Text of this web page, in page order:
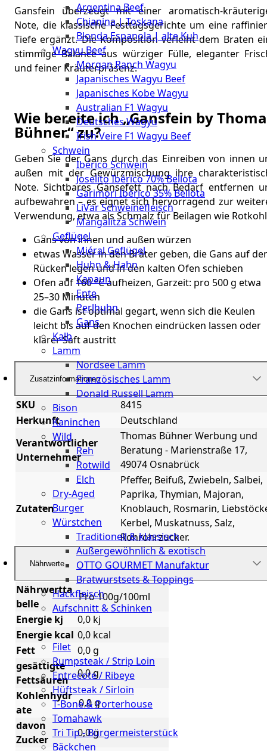
Argentina Beef
Chianina | Toskana
Blonda Espanola | alte Kuh
Wagyu Beef
Morgan Ranch Wagyu
Japanisches Wagyu Beef
Japanisches Kobe Wagyu
Australian F1 Wagyu
Deutsches Wagyu
Irish Veire F1 Wagyu Beef
Schwein
Ibérico Schwein
Joselito Ibérico 70% Bellota
Garimori Ibérico 35% Bellota
LiVar Schweinefleisch
Mangalitza Schwein
Geflügel
Miéral Geflügel
Huhn & Hahn
Kapaun
Ente
Perlhuhn
Gans
Kalb
Lamm
Nordsee Lamm
Französisches Lamm
Donald Russell Lamm
Bison
Kaninchen
Wild
Reh
Rotwild
Elch
Dry-Aged
Burger
Würstchen
Traditionell & klassisch
Außergewöhnlich & exotisch
OTTO GOURMET Manufaktur
Bratwurstsets & Toppings
Hackfleisch
Aufschnitt & Schinken
Cuts
Filet
Rumpsteak / Strip Loin
Entrecote / Ribeye
Hüftsteak / Sirloin
T-Bone & Porterhouse
Tomahawk
Tri Tip - Bürgermeisterstück
Bäckchen
Gansfein überzeugt mit einer aromatisch-
Note, die klassische Festtagsgerichte um eine
Tiefe ergänzt. Die Komposition verleiht dem Braten
stimmige Balance aus würziger Fülle, eleganter
und feiner Kräuterpräsenz.
Wie bereite ich „Gansfein by
Bühner“ zu?
Geben Sie der Gans durch das Einreiben von innen
außen mit der Gewürzmischung ihre
Note. Sichtbares Gänsefett nach Bedarf entfernen
aufbewahren – es eignet sich hervorragend zur
Verwendung, etwa als Schmalz für Beilagen wie
Gans von innen und außen würzen
etwas Wasser in den Bräter geben, die Gans auf
Rücken legen und in den kalten Ofen schieben
Ofen auf 160 °C aufheizen, Garzeit: pro 500 g etwa
25–30 Minuten
die Gans ist optimal gegart, wenn sich die Keulen
leicht bis auf den Knochen eindrücken lassen oder
klarer Saft austritt
Zusatzinformationen
SKU
8415
Herkunft
Deutschland
Verantwortlicher
Unternehmer
Thomas Bühner Werbung und
Beratung - Marienstraße 17,
49074 Osnabrück
Zutaten
Pfeffer, Beifuß, Zwiebeln, Salbei,
Paprika, Thymian, Majoran,
Knoblauch, Rosmarin,
Kerbel, Muskatnuss, Salz,
Rohrohrzucker.
Nährwerte
Nährwertta
belle
Pro 100g/100ml
Energie kj
0,0 kj
Energie kcal 0,0 kcal
Fett
0,0 g
gesättigte
Fettsäuren
0,0 g
Kohlenhydr
ate
0,0 g
davon
Zucker
0,0 g